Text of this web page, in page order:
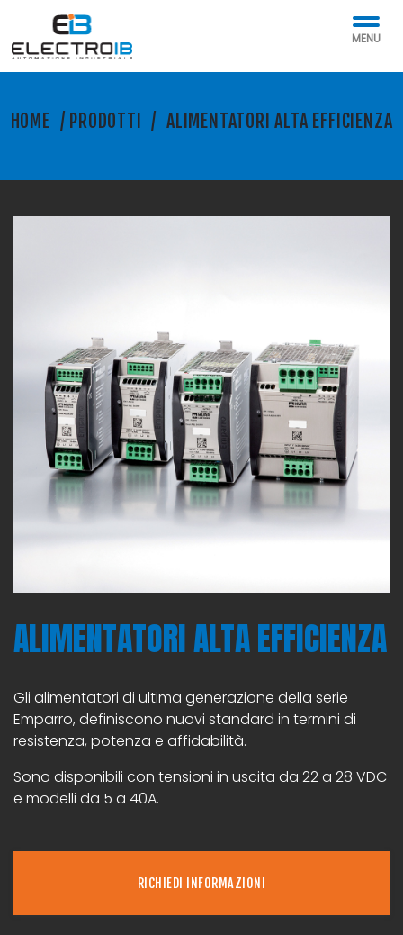
MENU
HOME / PRODOTTI / ALIMENTATORI ALTA EFFICIENZA
ALIMENTATORI ALTA EFFICIENZA
Gli alimentatori di ultima generazione della serie
Emparro, definiscono nuovi standard in termini di
resistenza, potenza e affidabilità.
Sono disponibili con tensioni in uscita da 22 a 28 VDC
e modelli da 5 a 40A.
RICHIEDI INFORMAZIONI